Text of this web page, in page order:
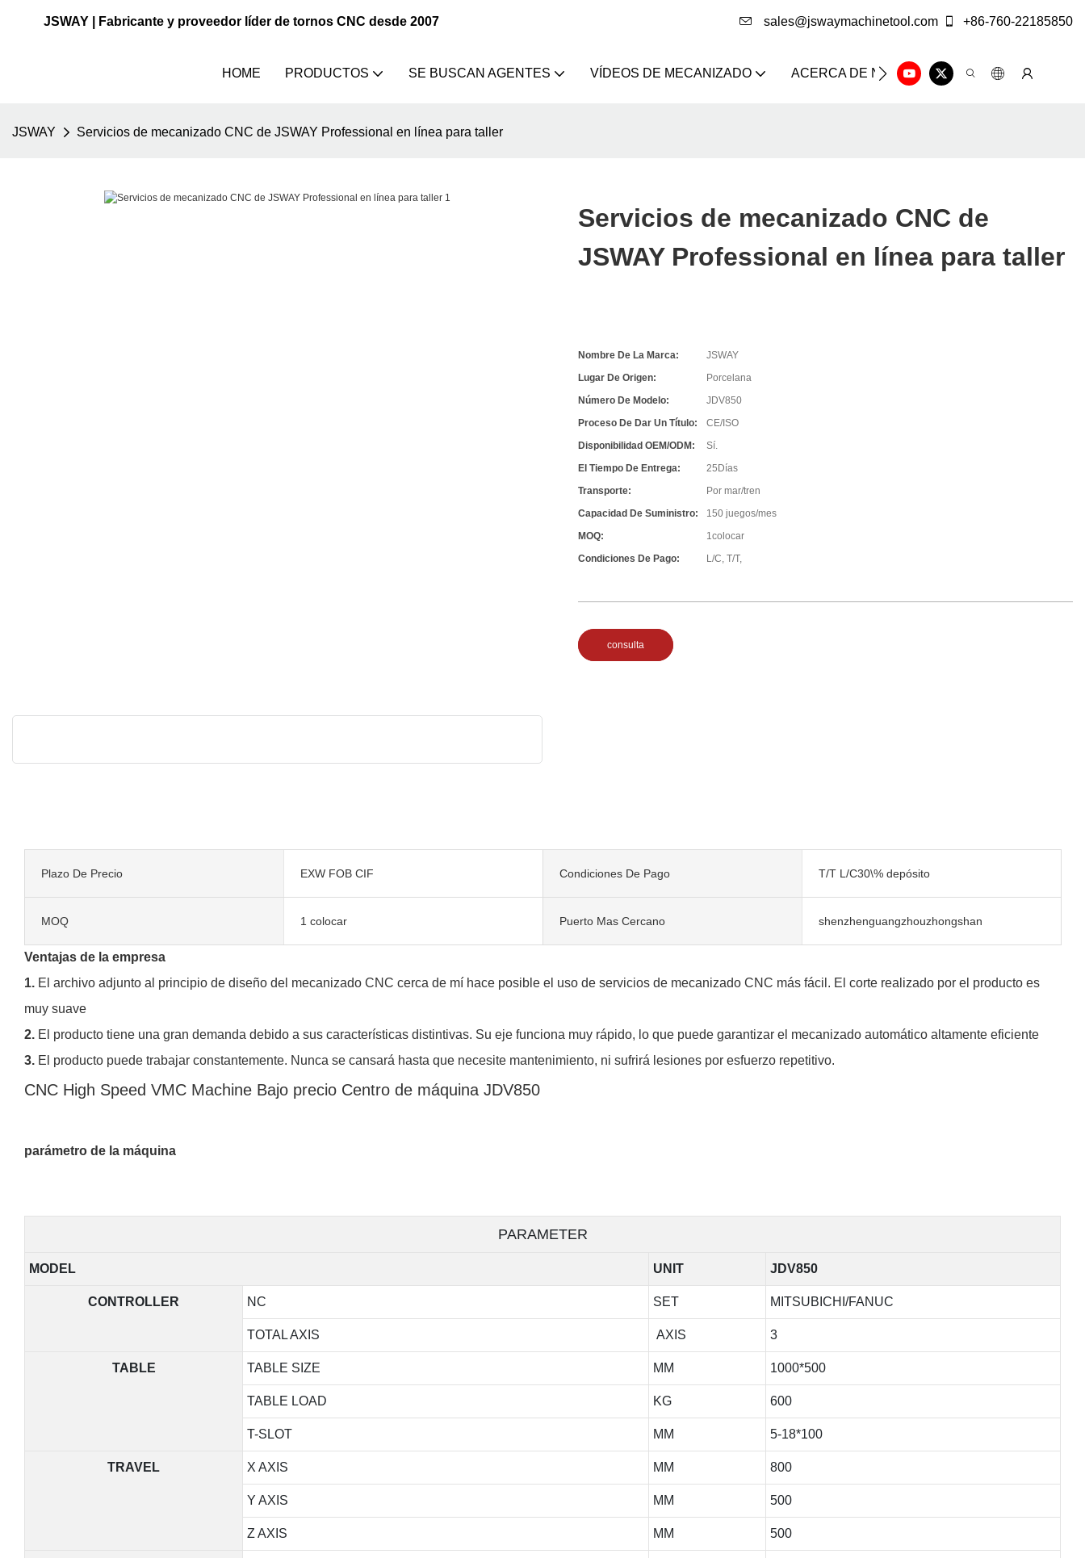
JSWAY | Fabricante y proveedor líder de tornos CNC desde 2007 sales@jswaymachinetool.com +86-760-22185850
HOME PRODUCTOS SE BUSCAN AGENTES VÍDEOS DE MECANIZADO ACERCA DE NOSOTROS SOLUCIÓN
JSWAY Servicios de mecanizado CNC de JSWAY Professional en línea para taller
Servicios de mecanizado CNC de
JSWAY Professional en línea para taller
Nombre De La Marca:
JSWAY
Lugar De Origen:
Porcelana
Número De Modelo:
JDV850
Proceso De Dar Un Título:
CE/ISO
Disponibilidad OEM/ODM:
Sí.
El Tiempo De Entrega:
25Días
Transporte:
Por mar/tren
Capacidad De Suministro:
150 juegos/mes
MOQ:
1colocar
Condiciones De Pago:
L/C, T/T,
consulta
Plazo De Precio EXW FOB CIF Condiciones De Pago T/T L/C30\% depósito
MOQ 1 colocar Puerto Mas Cercano shenzhenguangzhouzhongshan
Ventajas de la empresa
1. El archivo adjunto al principio de diseño del mecanizado CNC cerca de mí hace posible el uso de servicios de mecanizado CNC más fácil. El corte realizado por el producto es
muy suave
2. El producto tiene una gran demanda debido a sus características distintivas. Su eje funciona muy rápido, lo que puede garantizar el mecanizado automático altamente eficiente
3. El producto puede trabajar constantemente. Nunca se cansará hasta que necesite mantenimiento, ni sufrirá lesiones por esfuerzo repetitivo.
CNC High Speed ​​VMC Machine Bajo precio Centro de máquina JDV850
parámetro de la máquina
PARAMETER
MODEL UNIT JDV850
CONTROLLER NC SET MITSUBICHI/FANUC
TOTAL AXIS AXIS 3
TABLE TABLE SIZE MM 1000*500
TABLE LOAD KG 600
T-SLOT MM 5-18*100
TRAVEL X AXIS MM 800
Y AXIS MM 500
Z AXIS MM 500